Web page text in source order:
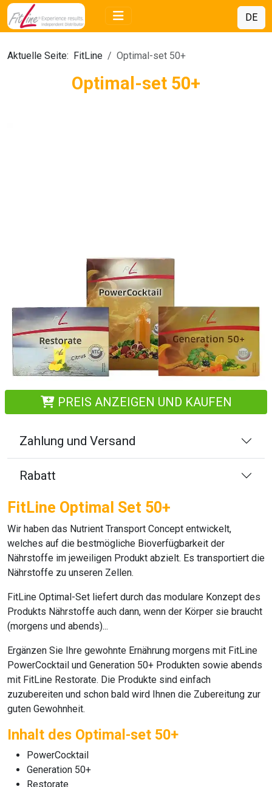
DE
Aktuelle Seite: FitLine Optimal-set 50+
Optimal-set 50+
PREIS ANZEIGEN UND KAUFEN
Zahlung und Versand
Rabatt
FitLine Optimal Set 50+
Wir haben das Nutrient Transport Concept entwickelt,
welches auf die bestmögliche Bioverfügbarkeit der
Nährstoffe im jeweiligen Produkt abzielt. Es transportiert die
Nährstoffe zu unseren Zellen.
FitLine Optimal-Set liefert durch das modulare Konzept des
Produkts Nährstoffe auch dann, wenn der Körper sie braucht
(morgens und abends)...
Ergänzen Sie Ihre gewohnte Ernährung morgens mit FitLine
PowerCocktail und Generation 50+ Produkten sowie abends
mit FitLine Restorate. Die Produkte sind einfach
zuzubereiten und schon bald wird Ihnen die Zubereitung zur
guten Gewohnheit.
Inhalt des Optimal-set 50+
PowerCocktail
Generation 50+
Restorate